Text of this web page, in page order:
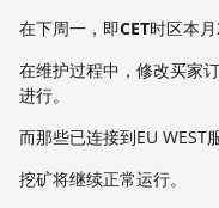
在下周一，即CET时区本
在维护过程中，修改买家
进行。
而那些已连接到EU WEST
挖矿将继续正常运行。